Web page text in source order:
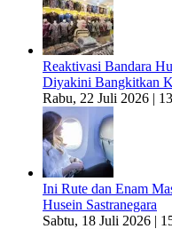
Reaktivasi Bandara
Diyakini Bangkitkan
Rabu, 22 Juli 2026 |
Ini Rute dan Enam
Husein Sastranegara
Sabtu, 18 Juli 2026 |